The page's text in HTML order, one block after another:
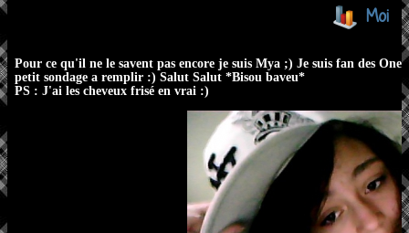
Moi
Pour ce qu'il ne le savent pas encore je suis Mya ;) Je suis fan des
petit sondage a remplir :) Salut Salut *Bisou baveu*
PS : J'ai les cheveux frisé en vrai :)